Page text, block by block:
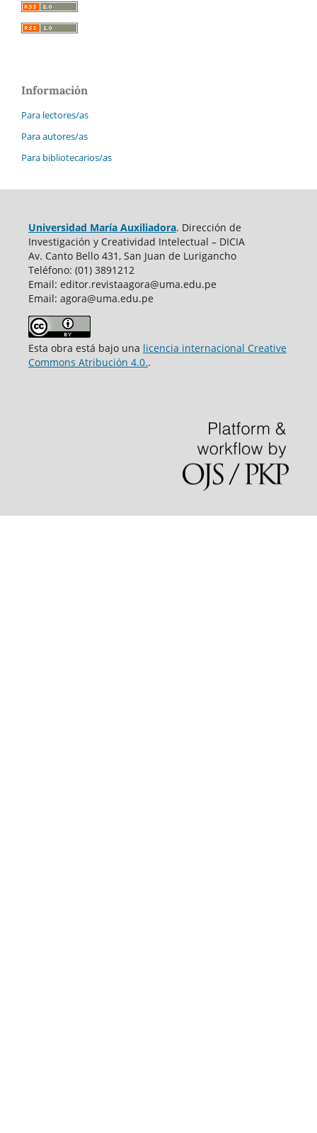
Información
Para lectores/as
Para autores/as
Para bibliotecarios/as
Universidad María Auxiliadora. Dirección de
Investigación y Creatividad Intelectual – DICIA
Av. Canto Bello 431, San Juan de Lurigancho
Teléfono: (01) 3891212
Email: editor.revistaagora@uma.edu.pe
Email: agora@uma.edu.pe
Esta obra está bajo una licencia internacional Creative
Commons Atribución 4.0..